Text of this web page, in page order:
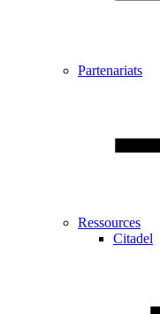
Partenariats
Ressources
Citadel